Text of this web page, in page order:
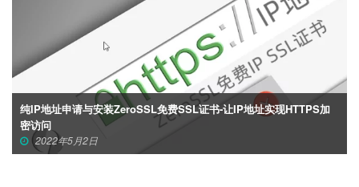
纯IP地址申请与安装ZeroSSL免费SSL证书-让IP地址实现HTTPS加
密访问
2022年5月2日